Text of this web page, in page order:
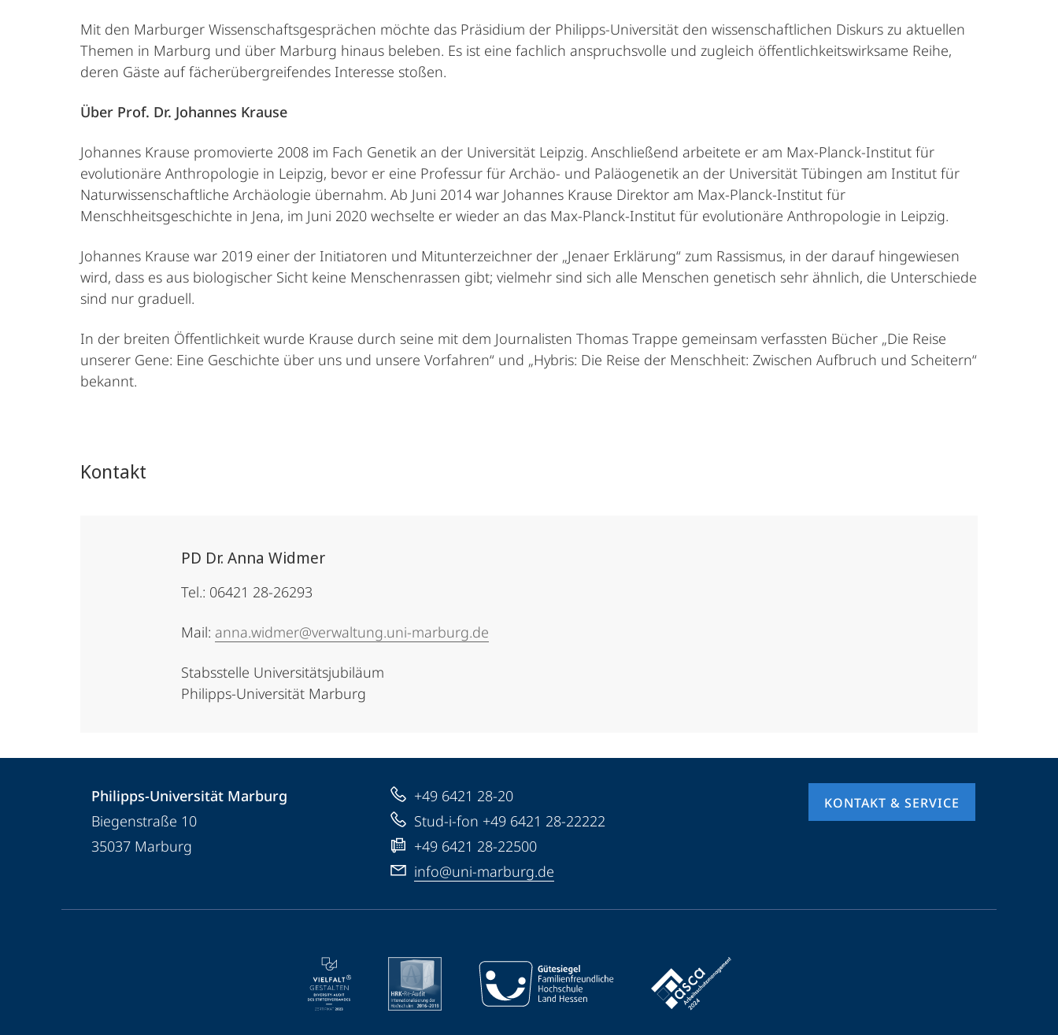
Mit den Marburger Wissenschaftsgesprächen möchte das Präsidium der Philipps-Universität den wissenschaftlichen Diskurs zu aktuellen
Themen in Marburg und über Marburg hinaus beleben. Es ist eine fachlich anspruchsvolle und zugleich öffentlichkeitswirksame Reihe,
deren Gäste auf fächerübergreifendes Interesse stoßen.
Über Prof. Dr. Johannes Krause
Johannes Krause promovierte 2008 im Fach Genetik an der Universität Leipzig. Anschließend arbeitete er am Max-Planck-Institut für
evolutionäre Anthropologie in Leipzig, bevor er eine Professur für Archäo- und Paläogenetik an der Universität Tübingen am Institut für
Naturwissenschaftliche Archäologie übernahm. Ab Juni 2014 war Johannes Krause Direktor am Max-Planck-Institut für
Menschheitsgeschichte in Jena, im Juni 2020 wechselte er wieder an das Max-Planck-Institut für evolutionäre Anthropologie in Leipzig.
Johannes Krause war 2019 einer der Initiatoren und Mitunterzeichner der „Jenaer Erklärung“ zum Rassismus, in der darauf hingewiesen
wird, dass es aus biologischer Sicht keine Menschenrassen gibt; vielmehr sind sich alle Menschen genetisch sehr ähnlich, die Unterschiede
sind nur graduell.
In der breiten Öffentlichkeit wurde Krause durch seine mit dem Journalisten Thomas Trappe gemeinsam verfassten Bücher „Die Reise
unserer Gene: Eine Geschichte über uns und unsere Vorfahren“ und „Hybris: Die Reise der Menschheit: Zwischen Aufbruch und Scheitern“
bekannt.
Kontakt
PD Dr. Anna Widmer
Tel.: 06421 28-26293
Mail: anna.widmer@verwaltung.uni-marburg.de
Stabsstelle Universitätsjubiläum
Philipps-Universität Marburg
Informationen
Kontaktinformationen
Philipps-
Universität
Marburg
Philipps-Universität Marburg
Biegenstraße 10
35037 Marburg
+49 6421 28-20
Stud-i-fon +49 6421 28-22222
+49 6421 28-22500
info@uni-marburg.de
KONTAKT & SERVICE